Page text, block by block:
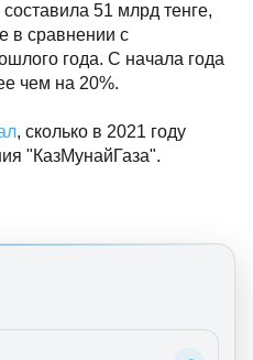
51 млрд тенге,
в сравнении с
года. С начала года
чем на 20%.
, сколько в 2021 году
"КазМунайГаза".